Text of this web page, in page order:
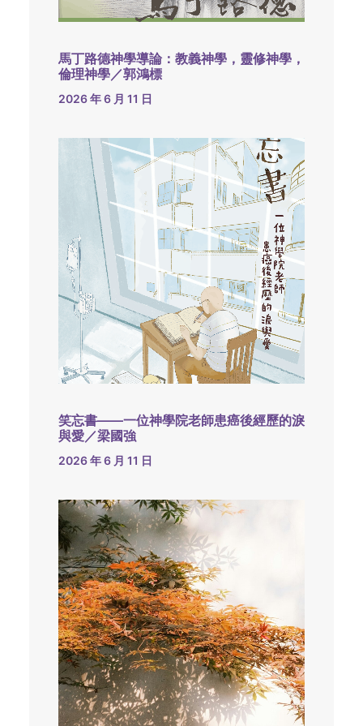
馬丁路德神學導論：教義神學，靈修神學，
倫理神學／郭鴻標
2026 年 6 月 11 日
笑忘書——一位神學院老師患癌後經歷的淚
與愛／梁國強
2026 年 6 月 11 日